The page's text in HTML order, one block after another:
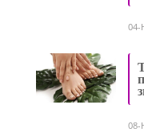
04-
08-